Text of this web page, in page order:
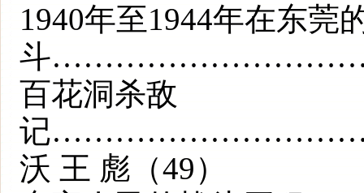
1940年至1944年在东莞
斗
百花洞杀敌
记
沃 王 彪（49）